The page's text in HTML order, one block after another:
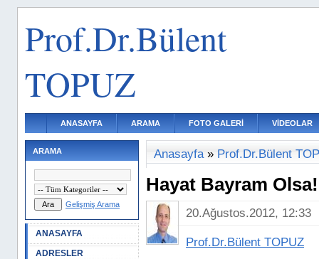
Prof.Dr.Bülent
TOPUZ
ANASAYFA ARAMA FOTO GALERİ VİDEOLAR
ARAMA
Gelişmiş Arama
ANASAYFA
ADRESLER
Anasayfa» Prof.Dr.Bülent
Hayat Bayram
20.Ağustos.2012, 12:33
Prof.Dr.Bülent TOPUZ